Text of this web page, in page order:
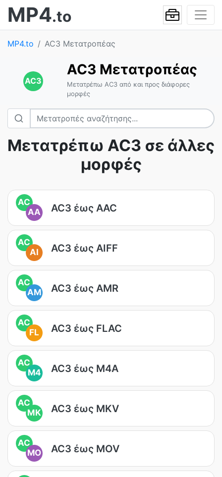
MP4.to
MP4.to AC3 Μετατροπέας
AC3
AC3 Μετατροπέας
Μετατρέπω AC3 από και προς διάφορες
μορφές
Μετατρέπω AC3 σε άλλες
μορφές
AC
AA
AC3 έως AAC
AC
AI
AC3 έως AIFF
AC
AM
AC3 έως AMR
AC
FL
AC3 έως FLAC
AC
M4
AC3 έως M4A
AC
MK
AC3 έως MKV
AC
MO
AC3 έως MOV